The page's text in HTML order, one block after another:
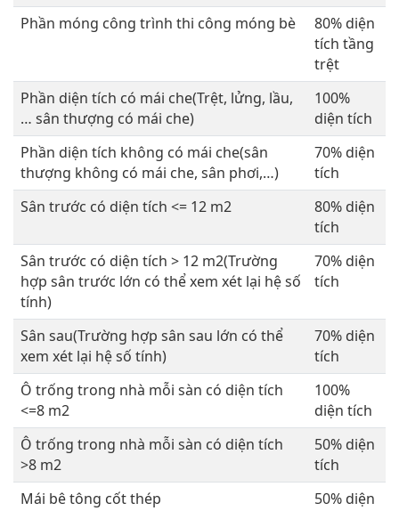
Phần móng công trình thi công móng bè
80% diện
tích tầng
trệt
Phần diện tích có mái che(Trệt, lửng, lầu,
… sân thượng có mái che)
100%
diện tích
Phần diện tích không có mái che(sân
thượng không có mái che, sân phơi,…)
70% diện
tích
Sân trước có diện tích <= 12 m2
80% diện
tích
Sân trước có diện tích > 12 m2(Trường
hợp sân trước lớn có thể xem xét lại hệ số
tính)
70% diện
tích
Sân sau(Trường hợp sân sau lớn có thể
xem xét lại hệ số tính)
70% diện
tích
Ô trống trong nhà mỗi sàn có diện tích
<=8 m2
100%
diện tích
Ô trống trong nhà mỗi sàn có diện tích
>8 m2
50% diện
tích
Mái bê tông cốt thép
50% diện